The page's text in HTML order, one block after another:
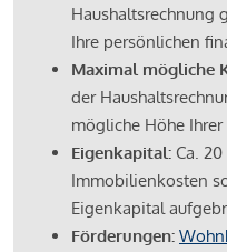
Haushaltsrechnung
Ihre persönlichen
Maximal mögliche
der
mögliche Höhe
Eigenkapital: Ca.
Immobilienkosten
Eigenkapital
Förderungen: